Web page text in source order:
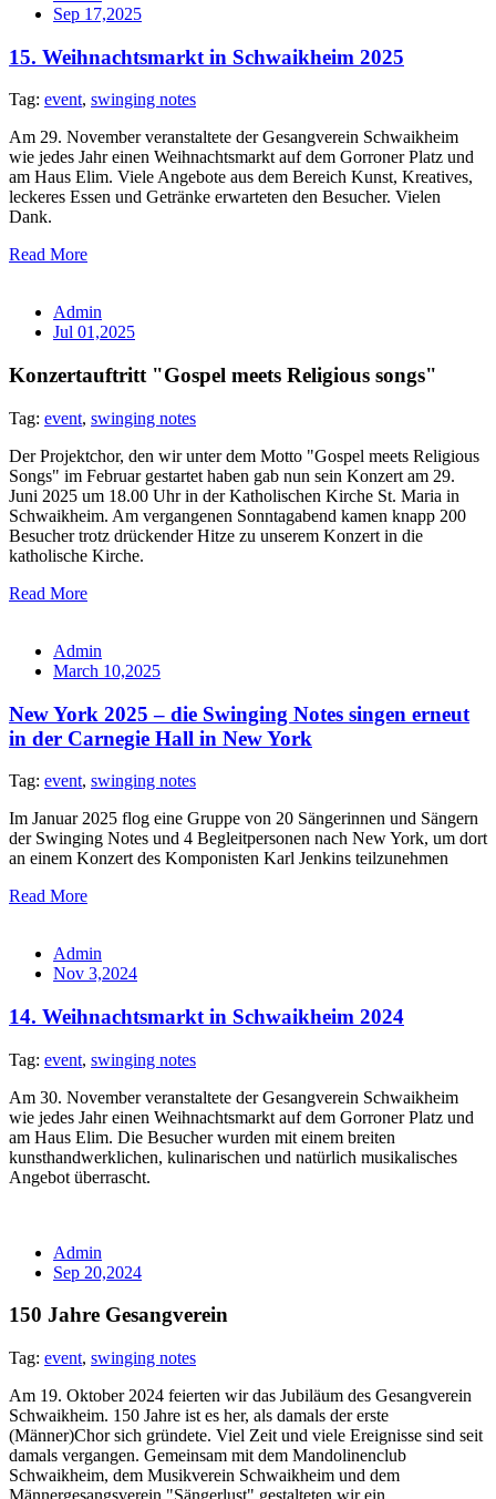
Sep 17,2025
15. Weihnachtsmarkt in Schwaikheim 2025
Tag: event, swinging notes
Am 29. November veranstaltete der Gesangverein Schwaikheim
wie jedes Jahr einen Weihnachtsmarkt auf dem Gorroner Platz und
am Haus Elim. Viele Angebote aus dem Bereich Kunst, Kreatives,
leckeres Essen und Getränke erwarteten den Besucher. Vielen
Dank.
Read More
Admin
Jul 01,2025
Konzertauftritt "Gospel meets Religious songs"
Tag: event, swinging notes
Der Projektchor, den wir unter dem Motto "Gospel meets Religious
Songs" im Februar gestartet haben gab nun sein Konzert am 29.
Juni 2025 um 18.00 Uhr in der Katholischen Kirche St. Maria in
Schwaikheim. Am vergangenen Sonntagabend kamen knapp 200
Besucher trotz drückender Hitze zu unserem Konzert in die
katholische Kirche.
Read More
Admin
March 10,2025
New York 2025 – die Swinging Notes singen erneut
in der Carnegie Hall in New York
Tag: event, swinging notes
Im Januar 2025 flog eine Gruppe von 20 Sängerinnen und Sängern
der Swinging Notes und 4 Begleitpersonen nach New York, um dort
an einem Konzert des Komponisten Karl Jenkins teilzunehmen
Read More
Admin
Nov 3,2024
14. Weihnachtsmarkt in Schwaikheim 2024
Tag: event, swinging notes
Am 30. November veranstaltete der Gesangverein Schwaikheim
wie jedes Jahr einen Weihnachtsmarkt auf dem Gorroner Platz und
am Haus Elim. Die Besucher wurden mit einem breiten
kunsthandwerklichen, kulinarischen und natürlich musikalisches
Angebot überrascht.
Admin
Sep 20,2024
150 Jahre Gesangverein
Tag: event, swinging notes
Am 19. Oktober 2024 feierten wir das Jubiläum des Gesangverein
Schwaikheim. 150 Jahre ist es her, als damals der erste
(Männer)Chor sich gründete. Viel Zeit und viele Ereignisse sind seit
damals vergangen. Gemeinsam mit dem Mandolinenclub
Schwaikheim, dem Musikverein Schwaikheim und dem
Männergesangsverein "Sängerlust" gestalteten wir ein